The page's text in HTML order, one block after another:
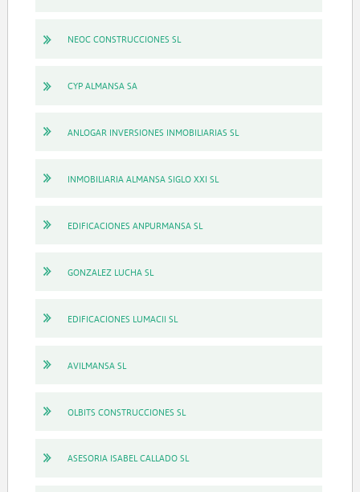
NEOC CONSTRUCCIONES SL
CYP ALMANSA SA
ANLOGAR INVERSIONES INMOBILIARIAS SL
INMOBILIARIA ALMANSA SIGLO XXI SL
EDIFICACIONES ANPURMANSA SL
GONZALEZ LUCHA SL
EDIFICACIONES LUMACII SL
AVILMANSA SL
OLBITS CONSTRUCCIONES SL
ASESORIA ISABEL CALLADO SL